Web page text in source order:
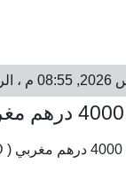
4000 درهم مغربي = 132.77 دينار كويتي